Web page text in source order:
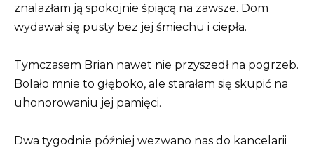
znalazłam ją spokojnie śpiącą na zawsze. Dom
wydawał się pusty bez jej śmiechu i ciepła.
Tymczasem Brian nawet nie przyszedł na pogrzeb.
Bolało mnie to głęboko, ale starałam się skupić na
uhonorowaniu jej pamięci.
Dwa tygodnie później wezwano nas do kancelarii